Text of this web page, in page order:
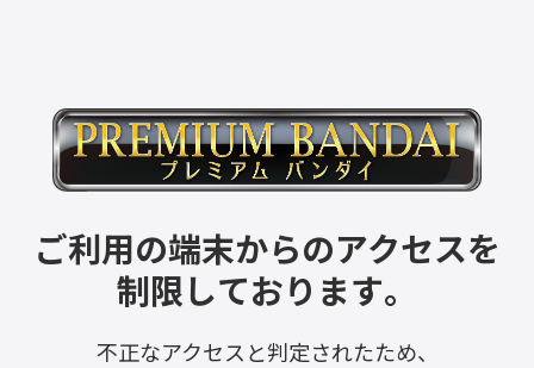
ご利用の端末からのアクセスを
制限しております。
不正なアクセスと判定されたため、